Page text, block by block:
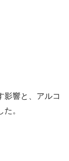
影響と、アルコ
。